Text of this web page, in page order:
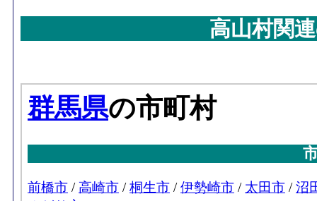
高山村関